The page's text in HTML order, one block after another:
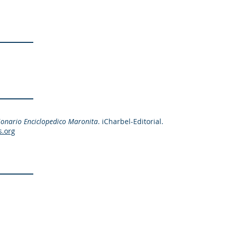
Enciclopedico Maronita. iCharbel-Editorial.